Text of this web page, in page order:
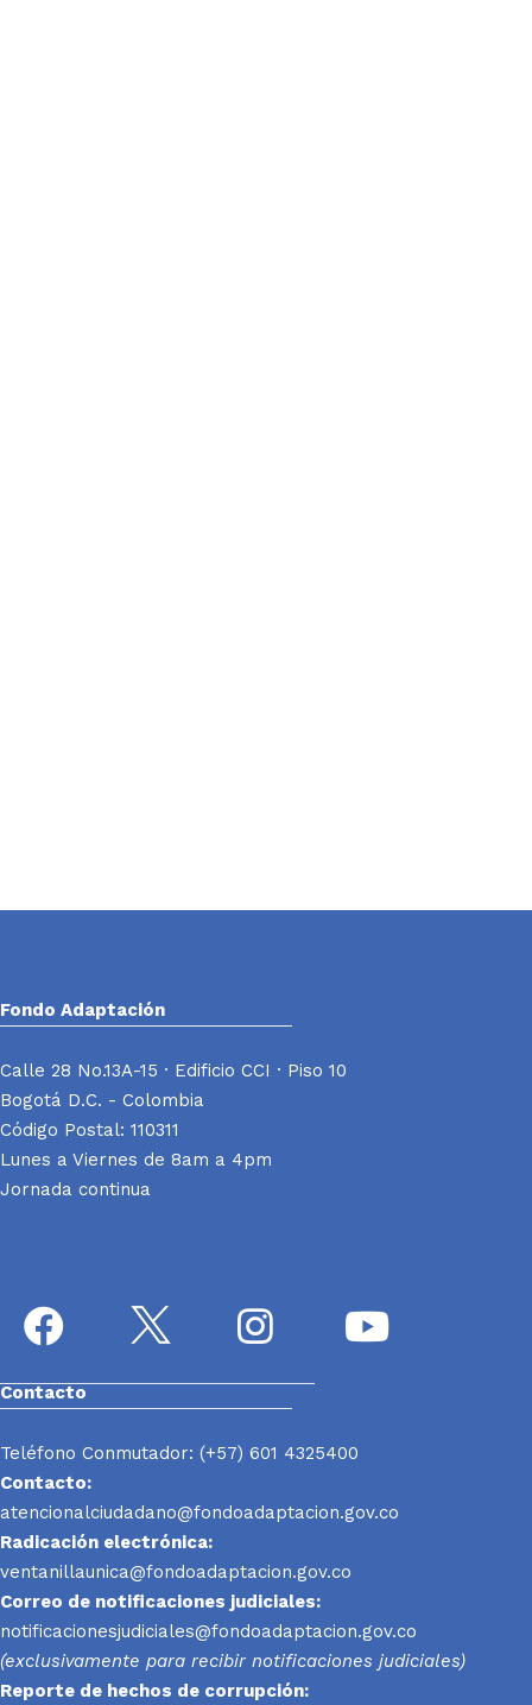
Fondo Adaptación
Calle 28 No.13A-15 · Edificio CCI · Piso 10
Bogotá D.C. - Colombia
Código Postal: 110311
Lunes a Viernes de 8am a 4pm
Jornada continua
Contacto
Teléfono Conmutador: (+57) 601 4325400
Contacto:
atencionalciudadano@fondoadaptacion.gov.co
Radicación electrónica:
ventanillaunica@fondoadaptacion.gov.co
Correo de notificaciones judiciales:
notificacionesjudiciales@fondoadaptacion.gov.co
(exclusivamente para recibir notificaciones judiciales)
Reporte de hechos de corrupción: